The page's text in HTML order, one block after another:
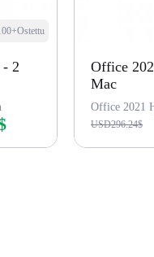
2
Office
Mac
Office 2021
USD296.24$